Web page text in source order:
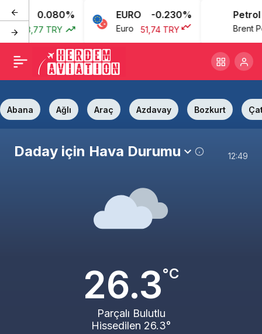
0.080%
43,77 TRY
EURO -0.230%
Euro 51,74 TRY
Petrol
Brent
Abana Ağlı Araç Azdavay Bozkurt
Daday için Hava Durumu 12:49
26.3°C
Parçalı Bulutlu
Hissedilen 26.3°